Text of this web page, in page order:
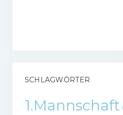
SCHLAGWÖRTER
1.Mannschaft